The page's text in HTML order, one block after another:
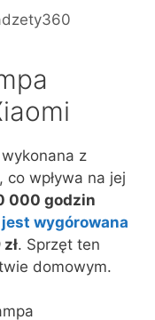
z
co wpływa na jej
000 godzin
wygórowana
. Sprzęt ten
domowym.